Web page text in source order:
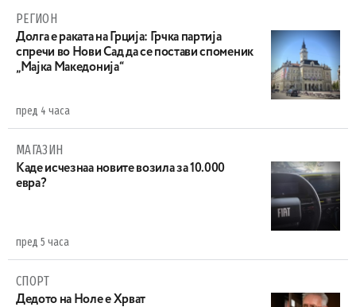
РЕГИОН
Долга е раката на Грција: Грчка партија
спречи во Нови Сад да се постави споменик
„Мајка Македонија“
пред 4 часа
МАГАЗИН
Каде исчезнаа новите возила за 10.000
евра?
пред 5 часа
СПОРТ
Дедото на Ноле е Хрват